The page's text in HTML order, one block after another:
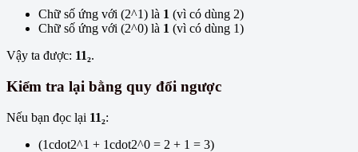
Chữ số ứng với (2^1) là 1 (vì có dùng 2)
Chữ số ứng với (2^0) là 1 (vì có dùng 1)
Vậy ta được: 11₂.
Kiểm tra lại bằng quy đổi ngược
Nếu bạn đọc lại 11₂:
(1cdot2^1 + 1cdot2^0 = 2 + 1 = 3)